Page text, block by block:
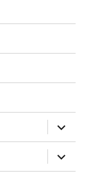
öffnen
öffnen